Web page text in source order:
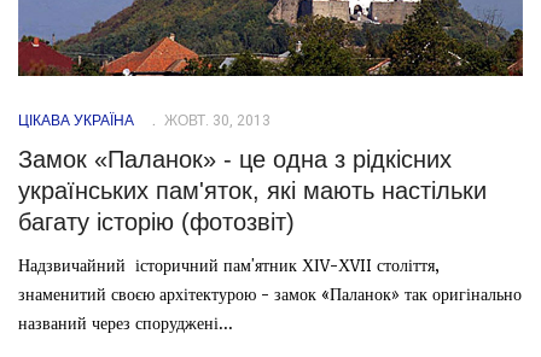
ЦІКАВА УКРАЇНА ЖОВТ. 30, 2013
Замок «Паланок» - це одна з рідкісних
українських пам'яток, які мають настільки
багату історію (фотозвіт)
Надзвичайний історичний пам'ятник ХІV-ХVII століття,
знаменитий своєю архітектурою - замок «Паланок» так оригінально
названий через споруджені...